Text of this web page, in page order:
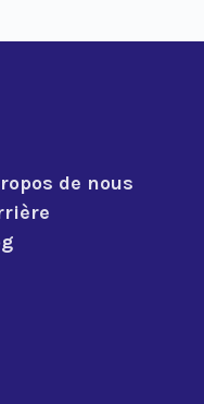
de nous